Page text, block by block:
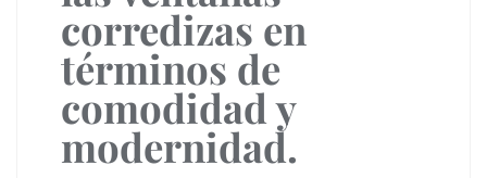
corredizas en
términos de
comodidad y
modernidad.